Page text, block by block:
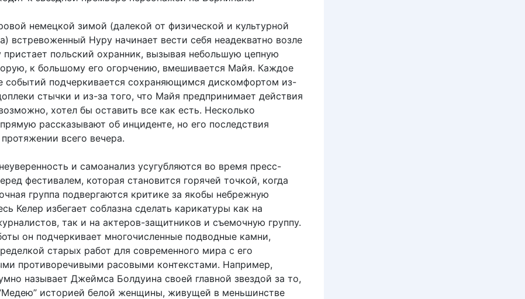
немецкой зимой (далекой от физической и культурной
встревоженный Нуру начинает вести себя неадекватно возле
пристает польский охранник, вызывая небольшую цепную
к большому его огорчению, вмешивается Майя. Каждое
событий подчеркивается сохраняющимся дискомфортом из-
стычки и из-за того, что Майя предпринимает действия
хотел бы оставить все как есть. Несколько
рассказывают об инциденте, но его последствия
всего вечера.
и самоанализ усугубляются во время пресс-
фестивалем, которая становится горячей точкой, когда
группа подвергаются критике за якобы небрежную
Келер избегает соблазна сделать карикатуры как на
так и на актеров-защитников и съемочную группу.
он подчеркивает многочисленные подводные камни,
старых работ для современного мира с его
противоречивыми расовыми контекстами. Например,
называет Джеймса Болдуина своей главной звездой за то,
историей белой женщины, живущей в меньшинстве